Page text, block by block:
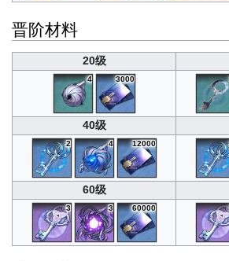
晋阶材料
20级
4 3000
40级
2 4 12000
60级
3 3 60000